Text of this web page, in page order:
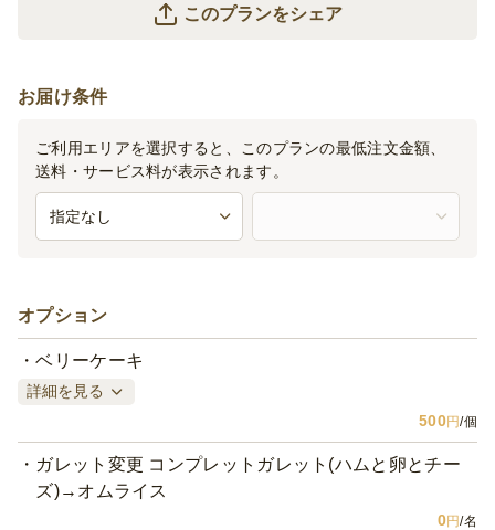
このプランをシェア
お届け条件
ご利用エリアを選択すると、このプランの最低注文金額、
送料・サービス料が表示されます。
オプション
ベリーケーキ
詳細を見る
500円/個
ガレット変更 コンプレットガレット(ハムと卵とチー
ズ)→オムライス
0円/名